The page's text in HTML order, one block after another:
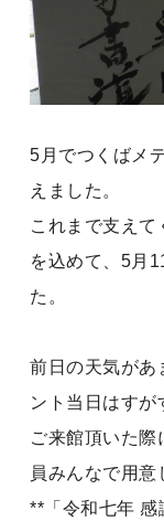
5月でつくばメ
えました。
これまで支えて
を込めて、5月
た。
前日の天気があ
ント当日はすが
ご来館頂いた
員みんなで用意
**「令和七年